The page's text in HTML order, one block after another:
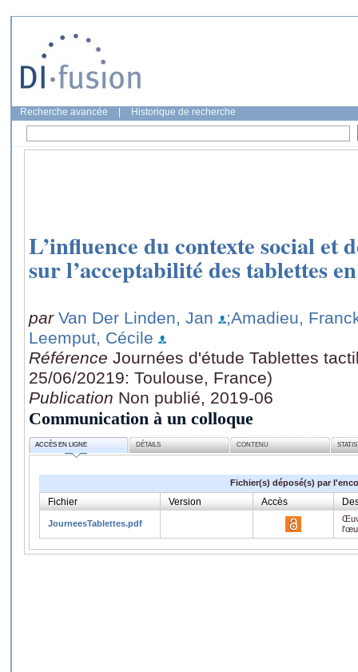
Recherche avancée Historique de recherche
L’influence du contexte social et
sur l’acceptabilité des tablettes
par Van Der Linden, Jan
;Amadieu,
Leemput, Cécile
Référence Journées d'étude Tablettes
25/06/20219: Toulouse, France)
Publication Non publié, 2019-06
Communication à un colloque
ACCÈS EN LIGNE DÉTAILS CONTENU
Fichier(s) déposé(s) par
Fichier Version Accès
JourneesTablettes.pdf